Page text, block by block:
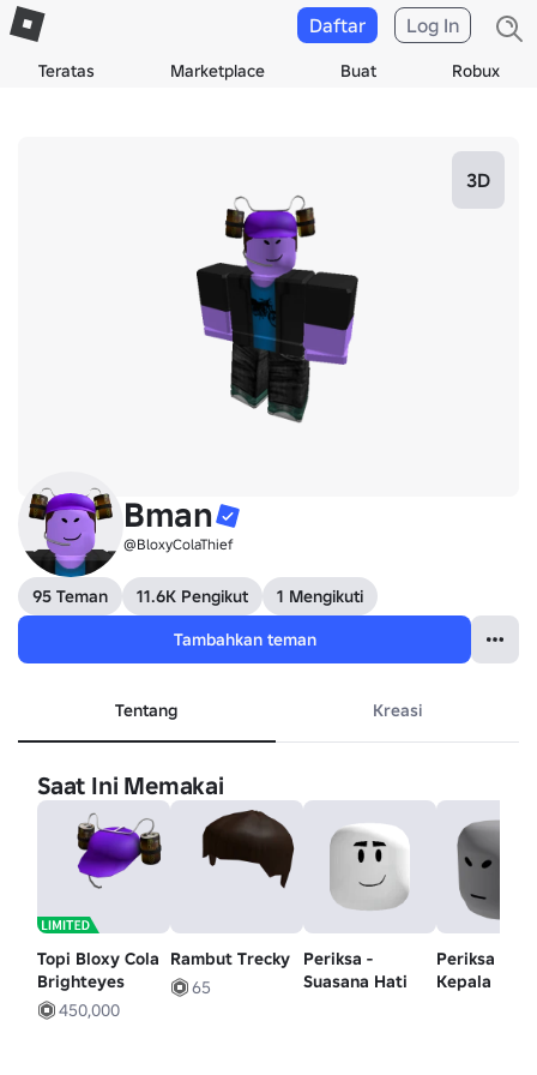
Teratas Marketplace Buat Robux
Daftar Log In
3D
Bman
@BloxyColaThief
95 Teman 11.6K Pengikut
1 Mengikuti
Tambahkan teman
Tentang Kreasi
Saat Ini Memakai
Topi Bloxy Cola
Brighteyes
450,000
Rambut Trecky
65
Periksa -
Suasana Hati
Periksa Itu -
Kepala